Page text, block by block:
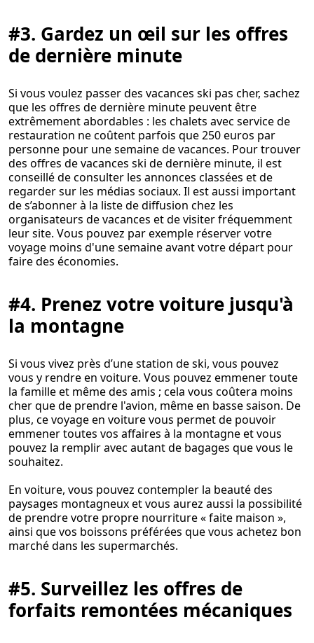
#3. Gardez un œil sur les offres
de dernière minute
Si vous voulez passer des vacances ski pas cher, sachez
que les offres de dernière minute peuvent être
extrêmement abordables : les chalets avec service de
restauration ne coûtent parfois que 250 euros par
personne pour une semaine de vacances. Pour trouver
des offres de vacances ski de dernière minute, il est
conseillé de consulter les annonces classées et de
regarder sur les médias sociaux. Il est aussi important
de s’abonner à la liste de diffusion chez les
organisateurs de vacances et de visiter fréquemment
leur site. Vous pouvez par exemple réserver votre
voyage moins d'une semaine avant votre départ pour
faire des économies.
#4. Prenez votre voiture jusqu'à
la montagne
Si vous vivez près d’une station de ski, vous pouvez
vous y rendre en voiture. Vous pouvez emmener toute
la famille et même des amis ; cela vous coûtera moins
cher que de prendre l'avion, même en basse saison. De
plus, ce voyage en voiture vous permet de pouvoir
emmener toutes vos affaires à la montagne et vous
pouvez la remplir avec autant de bagages que vous le
souhaitez.
En voiture, vous pouvez contempler la beauté des
paysages montagneux et vous aurez aussi la possibilité
de prendre votre propre nourriture « faite maison »,
ainsi que vos boissons préférées que vous achetez bon
marché dans les supermarchés.
#5. Surveillez les offres de
forfaits remontées mécaniques